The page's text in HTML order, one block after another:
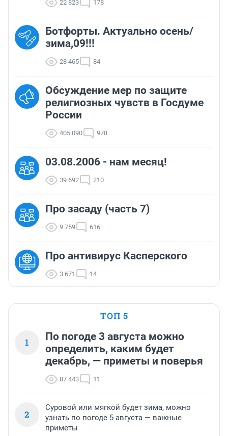
22 823 178
Ботфорты. Актуально осень/
зима,09!!!
28 465 84
Обсуждение мер по защите
религиозных чувств в Госдуме
России
405 090 978
03.08.2006 - нам месяц!
39 692 210
Про засаду (часть 7)
9 759 616
Про антивирус Касперского
3 671 14
ТОП 5
1
По погоде 3 августа можно
определить, каким будет
декабрь, — приметы и поверья
87 443 11
2
Суровой или мягкой будет зима, можно
узнать по погоде 5 августа — важные
приметы